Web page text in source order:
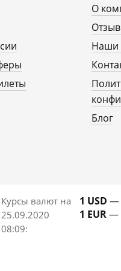
О
Наши
Блог
Курсы валют на
25.09.2020
08:09:
1 USD —
1 EUR—